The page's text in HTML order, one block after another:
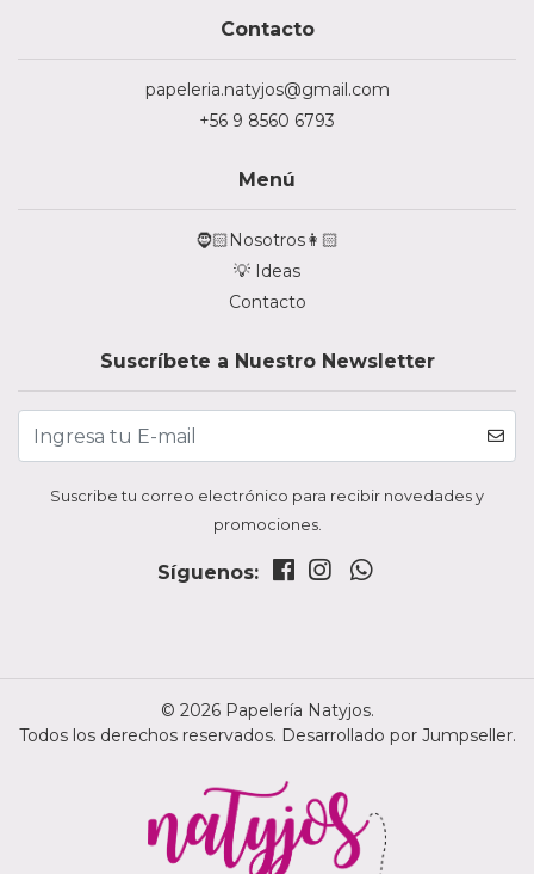
Contacto
papeleria.natyjos@gmail.com
+56 9 8560 6793
Menú
🧔🏻Nosotros👩🏻
💡 Ideas
Contacto
Suscríbete a Nuestro Newsletter
Suscribe tu correo electrónico para recibir novedades y
promociones.
Síguenos:
© 2026 Papelería Natyjos.
Todos los derechos reservados. Desarrollado por Jumpseller.